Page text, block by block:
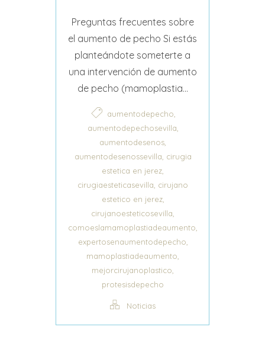
Preguntas frecuentes sobre
el aumento de pecho Si estás
planteándote someterte a
una intervención de aumento
de pecho (mamoplastia...
aumentodepecho,
aumentodepechosevilla,
aumentodesenos,
aumentodesenossevilla, cirugia
estetica en jerez,
cirugiaesteticasevilla, cirujano
estetico en jerez,
cirujanoesteticosevilla,
comoeslamamoplastiadeaumento,
expertosenaumentodepecho,
mamoplastiadeaumento,
mejorcirujanoplastico,
protesisdepecho
Noticias